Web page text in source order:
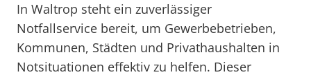
In Waltrop steht ein zuverlässiger
Notfallservice bereit, um Gewerbebetrieben,
Kommunen, Städten und Privathaushalten in
Notsituationen effektiv zu helfen. Dieser